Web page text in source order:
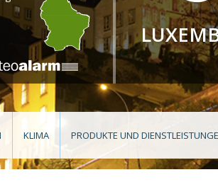
KLIMA PRODUKTE UND